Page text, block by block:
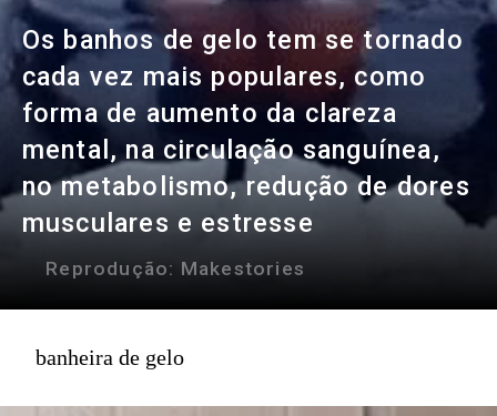
Os banhos de gelo tem se tornado
cada vez mais populares, como
forma de aumento da clareza
mental, na circulação sanguínea,
no metabolismo, redução de dores
musculares e estresse
Reprodução: Makestories
banheira de gelo